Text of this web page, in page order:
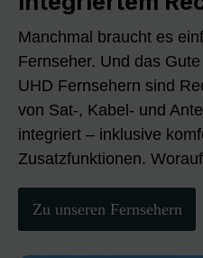
Manchmal braucht es
Fernseher. Und das
UHD Fernsehern sind
von Sat-, Kabel- und
integriert – inklusive
Zusatzfunktionen.
Zu unseren Fernsehern